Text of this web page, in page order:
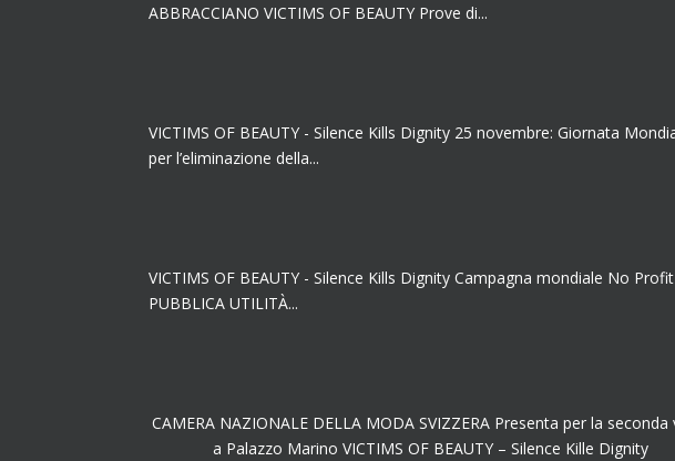
ABBRACCIANO VICTIMS OF BEAUTY Prove di...
VICTIMS OF BEAUTY - Silence Kills Dignity 25 novembre: Giornata
per l’eliminazione della...
VICTIMS OF BEAUTY - Silence Kills Dignity Campagna mondiale No
PUBBLICA UTILITÀ...
CAMERA NAZIONALE DELLA MODA SVIZZERA Presenta per la seconda
a Palazzo Marino VICTIMS OF BEAUTY – Silence Kille Dignity